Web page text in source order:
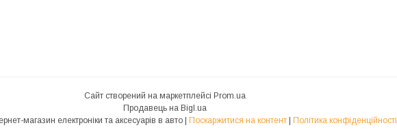
Сайт створений на маркетплейсі Prom.ua
Продавець на Bigl.ua
Поскаржитися на контент Політика конфіденційності